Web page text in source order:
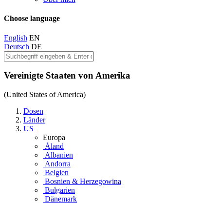
Choose language
English EN
Deutsch DE
Vereinigte Staaten von Amerika
(United States of America)
Dosen
Länder
US
Europa
Åland
Albanien
Andorra
Belgien
Bosnien & Herzegowina
Bulgarien
Dänemark